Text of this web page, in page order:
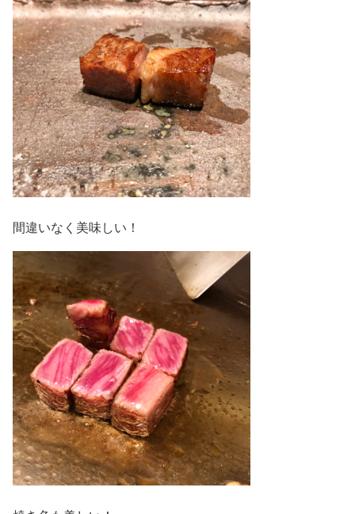
間違いなく美味しい！